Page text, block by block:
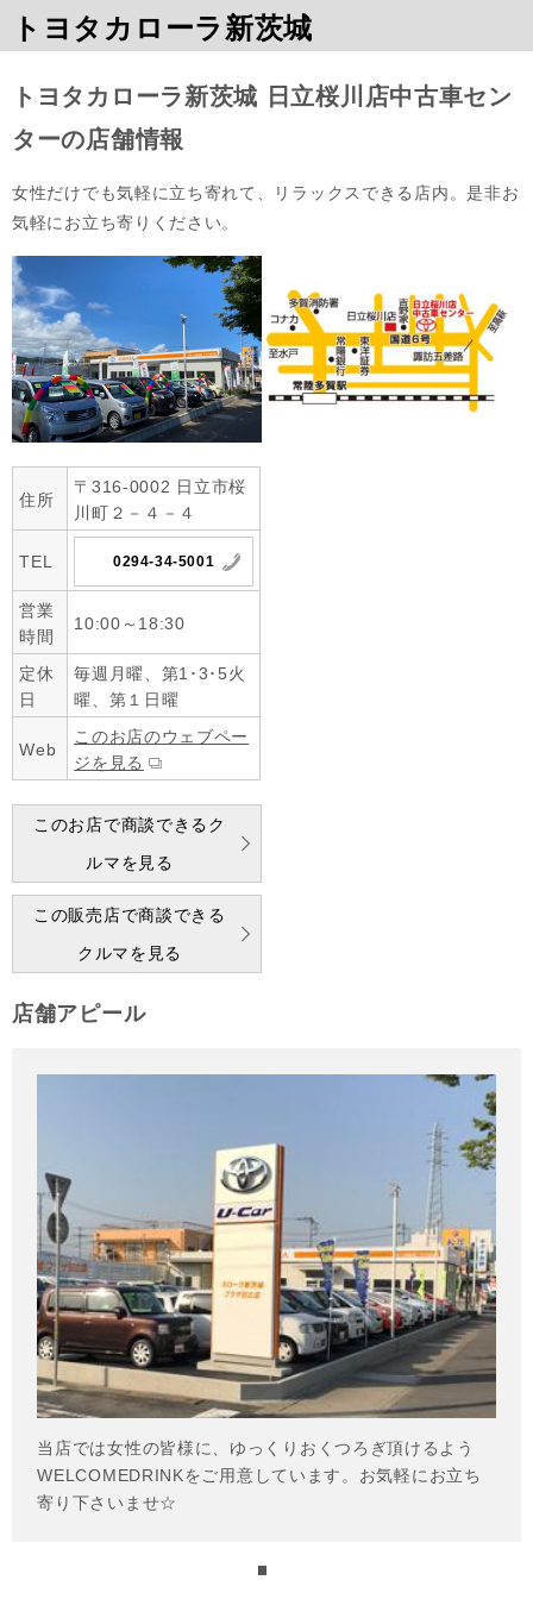
トヨタカローラ新茨城
トヨタカローラ新茨城 日立桜川店中古車セン
ターの店舗情報
女性だけでも気軽に立ち寄れて、リラックスできる店内。是非お
気軽にお立ち寄りください。
住所
〒316-0002 日立市桜
川町２－４－４
TEL 0294-34-5001
営業
時間
10:00～18:30
定休
日
毎週月曜、第1･3･5火
曜、第１日曜
Web
このお店のウェブペー
ジを見る
このお店で商談できるク
ルマを見る
この販売店で商談できる
クルマを見る
店舗アピール